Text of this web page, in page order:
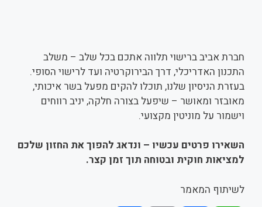
חברת אביב ברישוי תלווה אתכם בכל שלב – משלב
התכנון האדריכלי, דרך הבירוקרטיה ועד לרישוי הסופי.
בעזרת הניסיון שלנו, תוכלו להקים מפעל בשר איכותי,
מאובזר ומאושר – שיפעל בצורה חלקה, יניב רווחים
וישמור על מוניטין מקצועי.
השאירו פרטים עכשיו – ונדאג להפוך את החזון שלכם
למציאות חוקית ובטוחה תוך זמן קצר.
לשיתוף המאמר